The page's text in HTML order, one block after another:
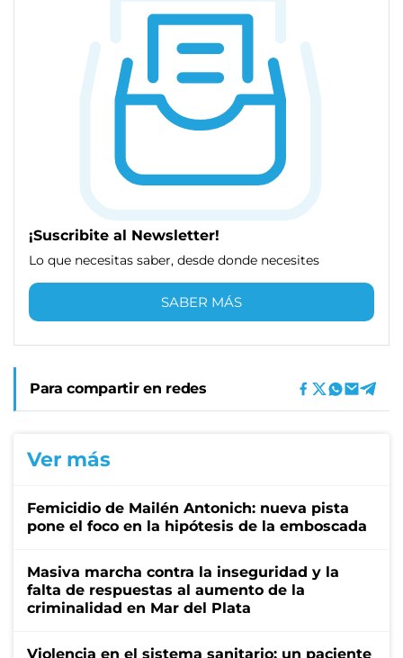
¡Suscribite al Newsletter!
Lo que necesitas saber, desde donde necesites
SABER MÁS
Para compartir en redes
Ver más
Femicidio de Mailén Antonich: nueva pista
pone el foco en la hipótesis de la emboscada
Masiva marcha contra la inseguridad y la
falta de respuestas al aumento de la
criminalidad en Mar del Plata
Violencia en el sistema sanitario: un paciente